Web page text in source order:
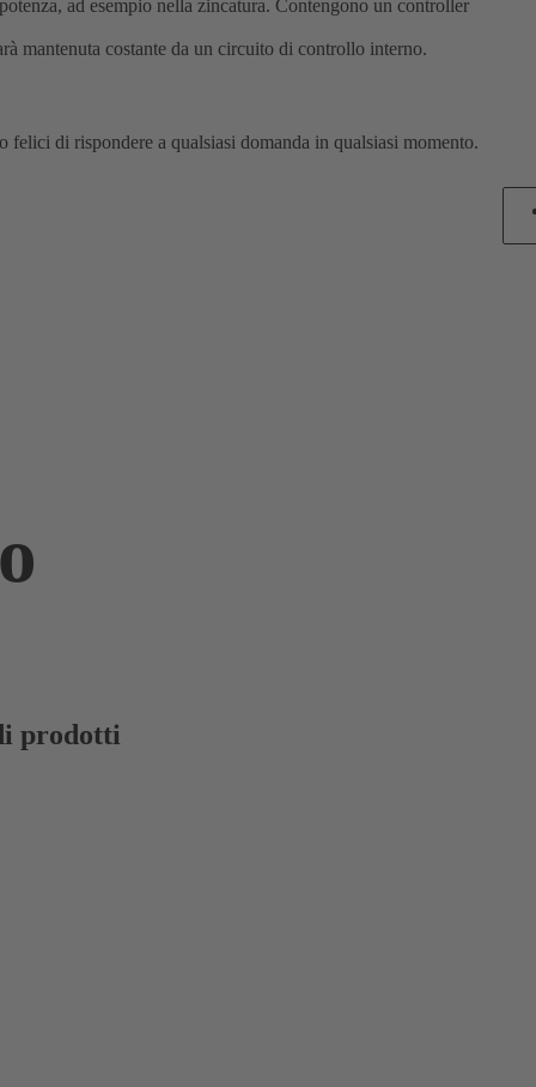
ad esempio nella zincatura. Contengono un controller
mantenuta costante da un circuito di controllo interno.
di rispondere a qualsiasi domanda in qualsiasi momento.
prodotti